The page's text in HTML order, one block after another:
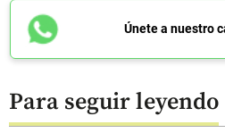
Únete a nuestro
Para seguir leyendo